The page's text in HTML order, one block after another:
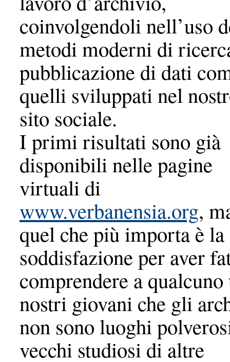
coinvolgendoli nell’uso
metodi moderni di
pubblicazione di dati
quelli sviluppati nel
sito sociale.
I primi risultati sono già
disponibili nelle pagine
virtuali di
www.verbanensia.org,
quel che più importa è la
soddisfazione per aver
comprendere a
nostri giovani che gli
non sono luoghi
vecchi studiosi di altre